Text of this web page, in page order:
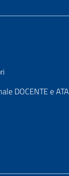
DOCENTE e ATA